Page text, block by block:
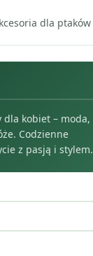
dla ptaków
dla kobiet – moda,
Codzienne
z pasją i stylem.